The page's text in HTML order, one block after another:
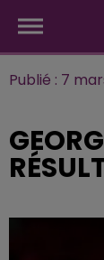
Publié : 7